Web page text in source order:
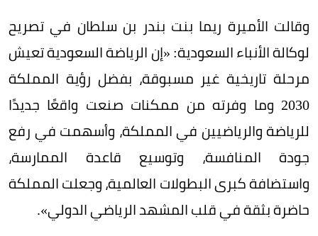
وقالت الأميرة ريما بنت بندر بن سلطان في تصريح
لوكالة الأنباء السعودية: «إن الرياضة السعودية تعيش
مرحلة تاريخية غير مسبوقة، بفضل رؤية المملكة
2030 وما وفرته من ممكنات صنعت واقعًا جديدًا
للرياضة والرياضيين في المملكة، وأسهمت في رفع
جودة المنافسة، وتوسيع قاعدة الممارسة،
واستضافة كبرى البطولات العالمية، وجعلت المملكة
حاضرة بثقة في قلب المشهد الرياضي الدولي».